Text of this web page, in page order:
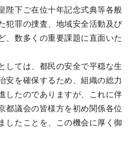
陛下ご在位十年記念式典等各般
犯罪の捜査、地域安全活動及び
、数多くの重要課題に直面いた
しては、都民の安全で平穏な生
安を確保するため、組織の総力
したのでありますが、これに伴
都議会の皆様方を初め関係各位
したことを、この機会に厚く御